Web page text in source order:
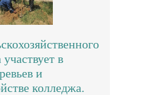
в
и
колледжа.